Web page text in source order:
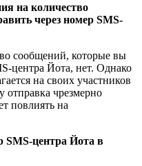
на количество
через номер SMS-
сообщений, которые вы
центра Йота, нет. Однако
на своих участников
отправка чрезмерно
повлиять на
SMS-центра Йота в